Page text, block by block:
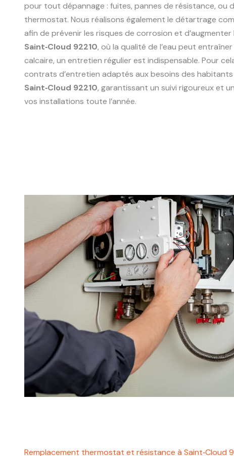
pour tout dépannage : fuites, pannes de résistance, ou
thermostat. Nous réalisons également le détartrage
afin de prévenir les risques de corrosion et d’augmenter
Saint‑Cloud 92210, où la qualité de l’eau peut
calcaire, un entretien régulier est indispensable. Pour
contrats d’entretien adaptés aux besoins des
Saint‑Cloud 92210, garantissant un suivi rigoureux et
vos installations toute l’année.
Remplacement thermostat et résistance à Saint‑Cloud